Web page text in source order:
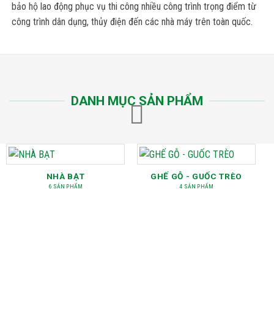
bảo hộ lao động phục vụ thi công nhiều công trình trọng điểm từ
công trình dân dụng, thủy điện đến các nhà máy trên toàn quốc.
DANH MỤC SẢN PHẨM
GHẾ GỖ - GUỐC TRÈO
4 SẢN PHẨM
NHÀ BẠT
6 SẢN PHẨM